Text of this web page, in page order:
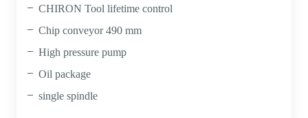
CHIRON Tool lifetime control
Chip conveyor 490 mm
High pressure pump
Oil package
single spindle